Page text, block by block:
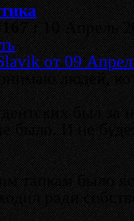
:10 Апрель
от 09
людей,
был за
было. И не
тапкам было
ради